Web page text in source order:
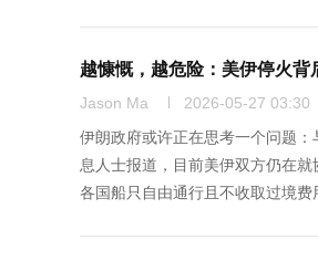
越慷慨，越危险：美伊停火背
Jason Ma 2026-05-27 03:30
伊朗政府或许正在思考一个问题
息人士报道，目前美伊双方仍在
各国船只自由通行且不收取过境费